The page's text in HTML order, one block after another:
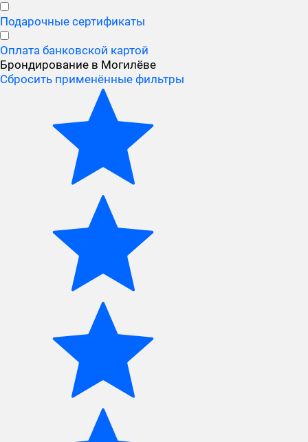
Подарочные сертификаты
Оплата банковской картой
Брондирование в Могилёве
Сбросить применённые фильтры